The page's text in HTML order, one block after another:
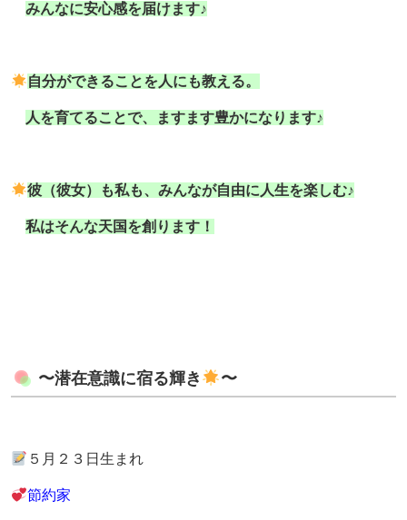
みんなに安心感を届けます♪
自分ができることを人にも教える。
人を育てることで、ますます豊かになります♪
彼（彼女）も私も、みんなが自由に人生を楽しむ♪
私はそんな天国を創ります！
〜潜在意識に宿る輝き 〜
５月２３日生まれ
節約家